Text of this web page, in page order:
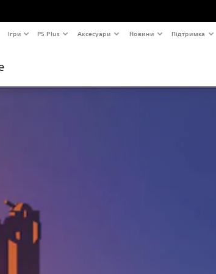
Ігри PS Plus Аксесуари Новини Підтримка